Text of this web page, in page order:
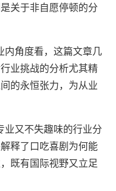
关于非自愿停顿的分
内角度看，这篇文章几
业挑战的分析尤其精
的永恒张力，为从业
业又不失趣味的行业分
释了口吃喜剧为何能
既有国际视野又立足